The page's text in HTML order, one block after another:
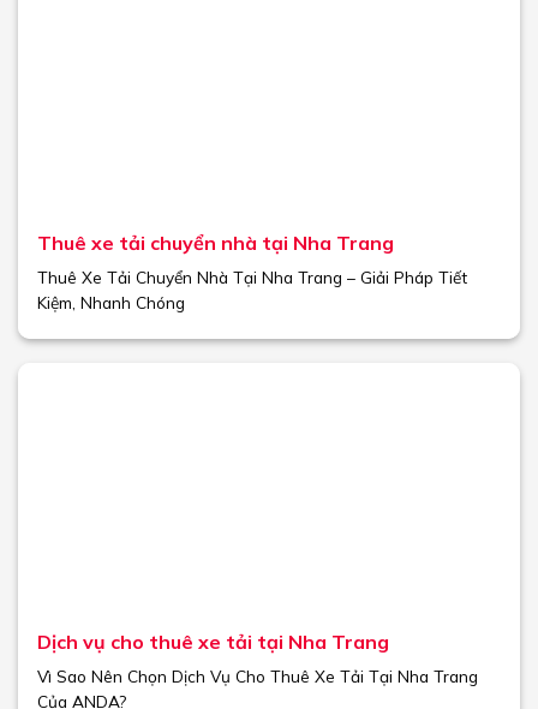
Thuê xe tải chuyển nhà tại Nha Trang
Thuê Xe Tải Chuyển Nhà Tại Nha Trang – Giải Pháp Tiết
Kiệm, Nhanh Chóng
Dịch vụ cho thuê xe tải tại Nha Trang
Vì Sao Nên Chọn Dịch Vụ Cho Thuê Xe Tải Tại Nha Trang
Của ANDA?